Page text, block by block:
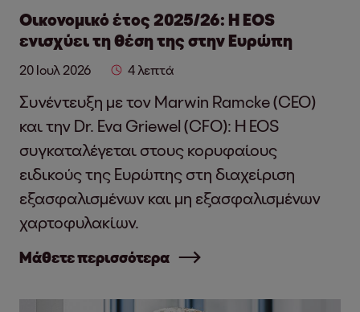
Οικονομικό έτος 2025/26: Η EOS
ενισχύει τη θέση της στην Ευρώπη
20 Ιουλ 2026 4 λεπτά
Συνέντευξη με τον Marwin Ramcke (CEO)
και την Dr. Eva Griewel (CFO): Η EOS
συγκαταλέγεται στους κορυφαίους
ειδικούς της Ευρώπης στη διαχείριση
εξασφαλισμένων και μη εξασφαλισμένων
χαρτοφυλακίων.
Μάθετε περισσότερα